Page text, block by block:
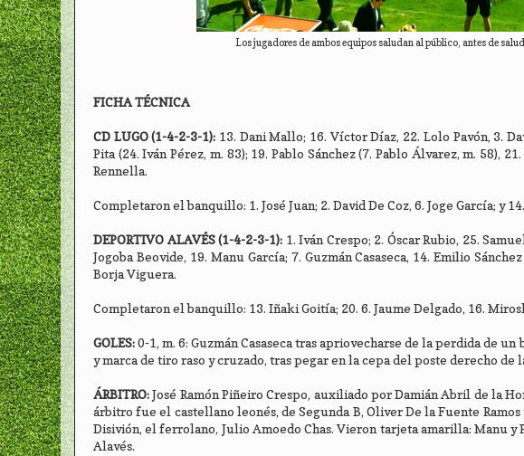
Los jugadores de ambos equipos saludan al público, antes de
FICHA TÉCNICA
CD LUGO (1-4-2-3-1): 13. Dani Mallo; 16. Víctor Díaz, 22. Lolo Pavón, 3.
Pita (24. Iván Pérez, m. 83); 19. Pablo Sánchez (7. Pablo Álvarez, m. 58),
Rennella.
Completaron el banquillo: 1. José Juan; 2. David De Coz, 6. Joge García; y
DEPORTIVO ALAVÉS (1-4-2-3-1): 1. Iván Crespo; 2. Óscar Rubio, 25.
Jogoba Beovide, 19. Manu García; 7. Guzmán Casaseca, 14. Emilio
Borja Viguera.
Completaron el banquillo: 13. Iñaki Goitía; 20. 6. Jaume Delgado, 16.
GOLES:0-1, m. 6: Guzmán Casaseca tras apriovecharse de la perdida de
y marca de tiro raso y cruzado, tras pegar en la cepa del poste derecho de
ÁRBITRO:José Ramón Piñeiro Crespo, auxiliado por Damián Abril de la
árbitro fue el castellano leonés, de Segunda B, Oliver De la Fuente
Disivión, el ferrolano, Julio Amoedo Chas. Vieron tarjeta amarilla: Manu y
Alavés.